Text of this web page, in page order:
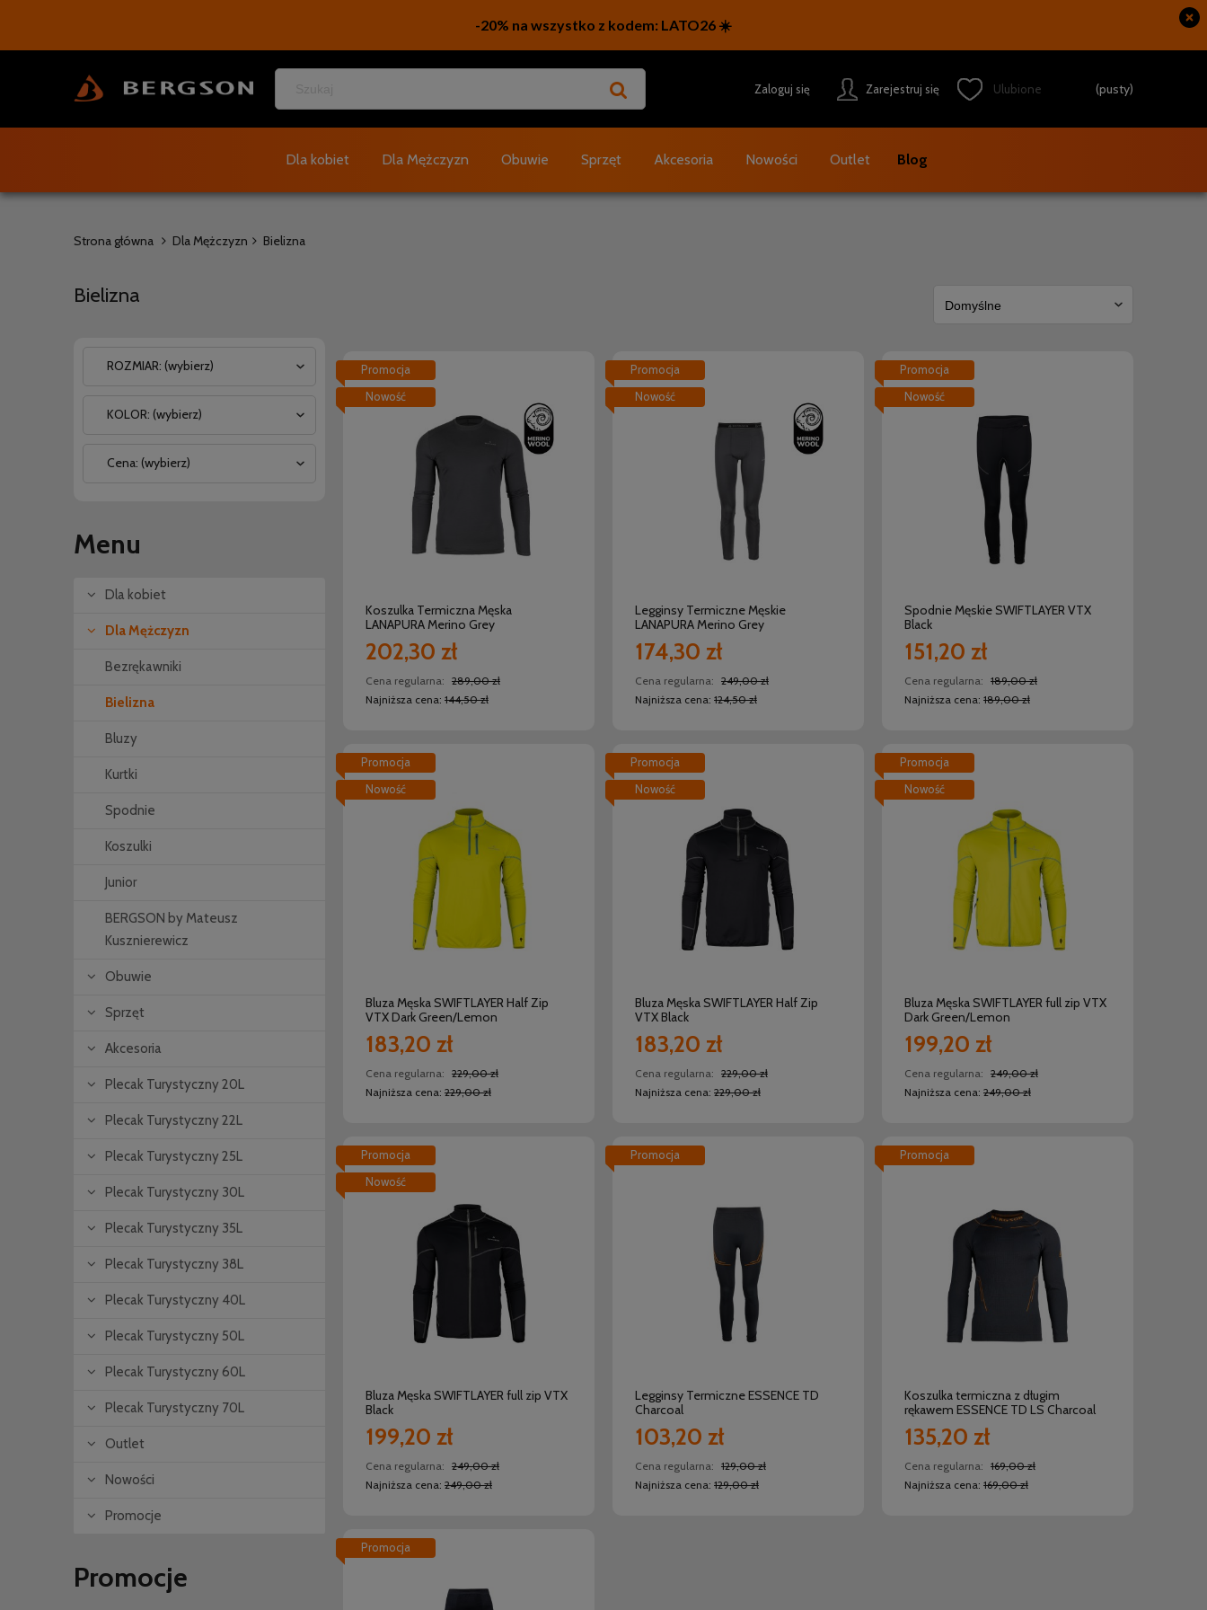
Zarejestruj się
Zaloguj się (pusty)
Dla kobiet Dla Mężczyzn Obuwie Sprzęt Akcesoria Nowości Outlet Blog
Strona główna Dla Mężczyzn Bielizna
Bielizna
ROZMIAR: (wybierz)
KOLOR: (wybierz)
Cena: (wybierz)
Menu
Dla kobiet
Dla Mężczyzn
Bezrękawniki
Bielizna
Bluzy
Kurtki
Spodnie
Koszulki
Junior
BERGSON by Mateusz
Kusznierewicz
Obuwie
Sprzęt
Akcesoria
Plecak Turystyczny 20L
Plecak Turystyczny 22L
Plecak Turystyczny 25L
Plecak Turystyczny 30L
Plecak Turystyczny 35L
Plecak Turystyczny 38L
Plecak Turystyczny 40L
Plecak Turystyczny 50L
Plecak Turystyczny 60L
Plecak Turystyczny 70L
Outlet
Nowości
Promocje
Promocje
Koszulka Termiczna Męska
LANAPURA Merino Grey
202,30 zł
Cena regularna: 289,00 zł
Najniższa cena: 144,50 zł
Promocja
Nowość
Legginsy Termiczne Męskie
LANAPURA Merino Grey
174,30 zł
Cena regularna: 249,00 zł
Najniższa cena: 124,50 zł
Promocja
Nowość
Spodnie Męskie SWIFTLAYER VTX
Black
151,20 zł
Cena regularna: 189,00 zł
Najniższa cena: 189,00 zł
Promocja
Nowość
Bluza Męska SWIFTLAYER Half Zip
VTX Dark Green/Lemon
183,20 zł
Cena regularna: 229,00 zł
Najniższa cena: 229,00 zł
Promocja
Nowość
Bluza Męska SWIFTLAYER Half Zip
VTX Black
183,20 zł
Cena regularna: 229,00 zł
Najniższa cena: 229,00 zł
Promocja
Nowość
Bluza Męska SWIFTLAYER full zip VTX
Dark Green/Lemon
199,20 zł
Cena regularna: 249,00 zł
Najniższa cena: 249,00 zł
Promocja
Nowość
Bluza Męska SWIFTLAYER full zip VTX
Black
199,20 zł
Cena regularna: 249,00 zł
Najniższa cena: 249,00 zł
Promocja
Nowość
Legginsy Termiczne ESSENCE TD
Charcoal
103,20 zł
Cena regularna: 129,00 zł
Najniższa cena: 129,00 zł
Promocja
Koszulka termiczna z długim
rękawem ESSENCE TD LS Charcoal
135,20 zł
Cena regularna: 169,00 zł
Najniższa cena: 169,00 zł
Promocja
Promocja